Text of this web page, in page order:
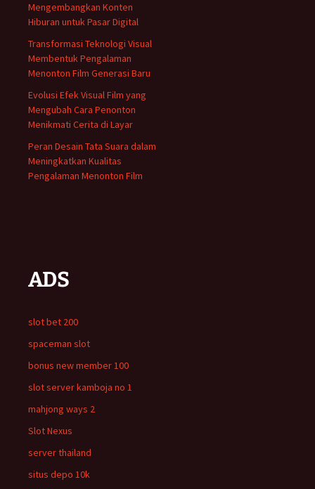
Mengembangkan Konten
Hiburan untuk Pasar Digital
Transformasi Teknologi Visual
Membentuk Pengalaman
Menonton Film Generasi Baru
Evolusi Efek Visual Film yang
Mengubah Cara Penonton
Menikmati Cerita di Layar
Peran Desain Tata Suara dalam
Meningkatkan Kualitas
Pengalaman Menonton Film
ADS
slot bet 200
spaceman slot
bonus new member 100
slot server kamboja no 1
mahjong ways 2
Slot Nexus
server thailand
situs depo 10k